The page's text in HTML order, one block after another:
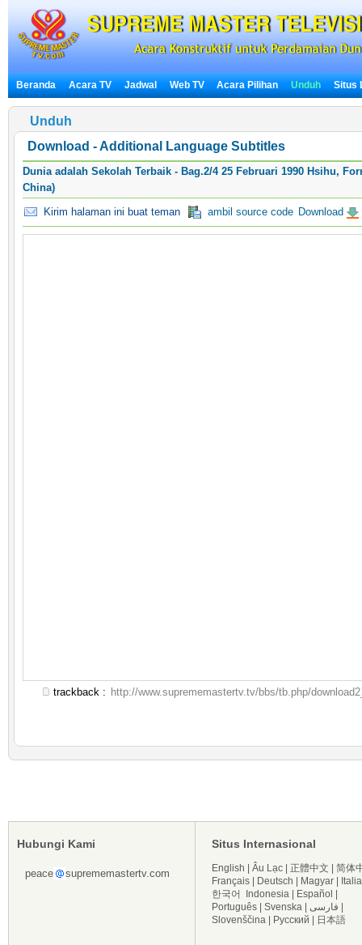
Beranda Acara TV Jadwal Web TV Acara Pilihan Unduh Situs
Unduh
Download - Additional Language Subtitles
Dunia adalah Sekolah Terbaik - Bag.2/4 25 Februari 1990 Hsihu,
China)
Kirim halaman ini buat teman
ambil source code Download
trackback : http://www.suprememastertv.tv/bbs/tb.php/
Hubungi Kami
peace suprememastertv.com
Situs Internasional
English Âu Lạc 正體中文
简体
Français
Deutsch Magyar
한국어
Indonesia Español
Português
Svenska فارسی
Slovenščina
Русский 日本語